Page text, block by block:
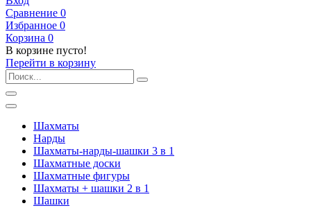
Сравнение 0
Избранное 0
Корзина 0
В корзине пусто!
Перейти в корзину
Шахматы
Нарды
Шахматы-нарды-шашки 3 в 1
Шахматные доски
Шахматные фигуры
Шахматы + шашки 2 в 1
Шашки